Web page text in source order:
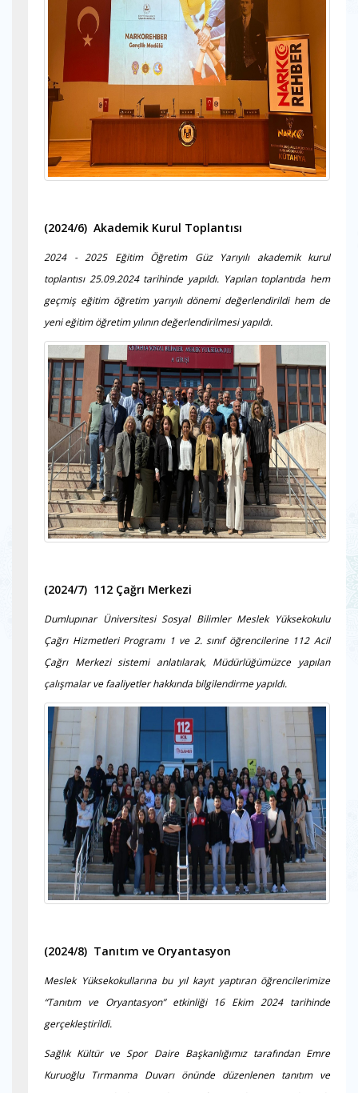
(2024/6) Akademik Kurul Toplantısı
2024 - 2025 Eğitim Öğretim Güz Yarıyılı akademik kurul
toplantısı 25.09.2024 tarihinde yapıldı. Yapılan toplantıda hem
geçmiş eğitim öğretim yarıyılı dönemi değerlendirildi hem de
yeni eğitim öğretim yılının değerlendirilmesi yapıldı.
(2024/7) 112 Çağrı Merkezi
Dumlupınar Üniversitesi Sosyal Bilimler Meslek Yüksekokulu
Çağrı Hizmetleri Programı 1 ve 2. sınıf öğrencilerine 112 Acil
Çağrı Merkezi sistemi anlatılarak, Müdürlüğümüzce yapılan
çalışmalar ve faaliyetler hakkında bilgilendirme yapıldı.
(2024/8) Tanıtım ve Oryantasyon
Meslek Yüksekokullarına bu yıl kayıt yaptıran öğrencilerimize
“Tanıtım ve Oryantasyon” etkinliği 16 Ekim 2024 tarihinde
gerçekleştirildi.
Sağlık Kültür ve Spor Daire Başkanlığımız tarafından Emre
Kuruoğlu Tırmanma Duvarı önünde düzenlenen tanıtım ve